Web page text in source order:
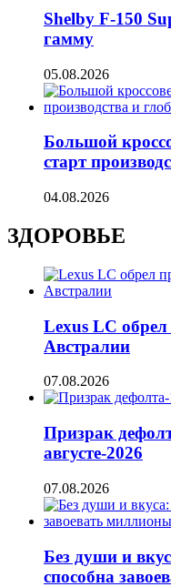
Shelby F-150
гамму
05.08.2026
Большой
старт
04.08.2026
ЗДОРОВЬЕ
Lexus LC
Австралии
07.08.2026
Призрак
августе-2026
07.08.2026
Без души и
способна